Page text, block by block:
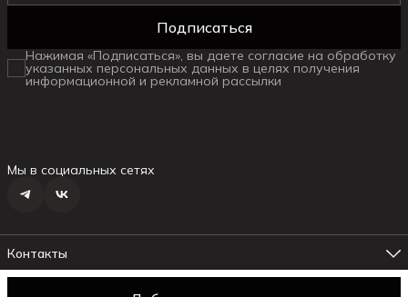
Подписаться
Нажимая «Подписаться», вы даете согласие на обработку
указанных персональных данных в целях получения
информационной и рекламной рассылки
Мы в социальных сетях
Контакты
Адрес магазина №1